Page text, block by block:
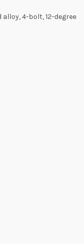
4-bolt, 12-degree